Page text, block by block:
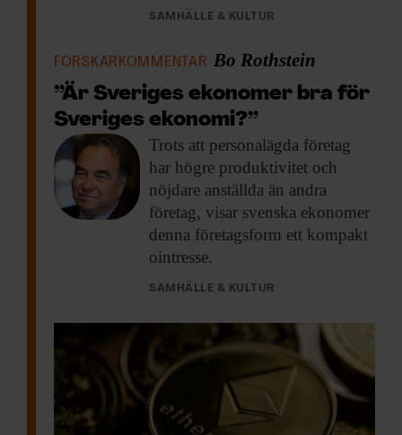
SAMHÄLLE & KULTUR
FORSKARKOMMENTAR Bo Rothstein
”Är Sveriges ekonomer bra för
Sveriges ekonomi?”
Trots att personalägda företag
har högre produktivitet och
nöjdare anställda än andra
företag, visar svenska ekonomer
denna företagsform ett kompakt
ointresse.
SAMHÄLLE & KULTUR